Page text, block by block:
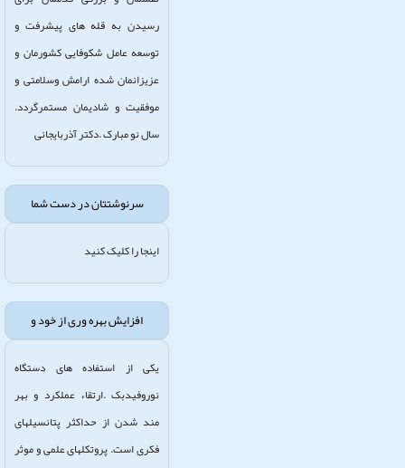
رسیدن به قله های پیشرفت و
توسعه عامل شکوفایی کشورمان و
عزیزانمان شده ارامش وسلامتی و
موفقیت و شادیمان مستمرگردد.
سال نو مبارک .دکتر آذربایجانی
سرنوشتتان در دست شما
اینجا را کلیک کنید
افزایش بهره وری از خود و
یکی از استفاده های دستگاه
نوروفیدبک .ارتقاء عملکرد و بهر
مند شدن از حداکثر پتانسیلهای
فکری است. پروتکلهای علمی و موثر